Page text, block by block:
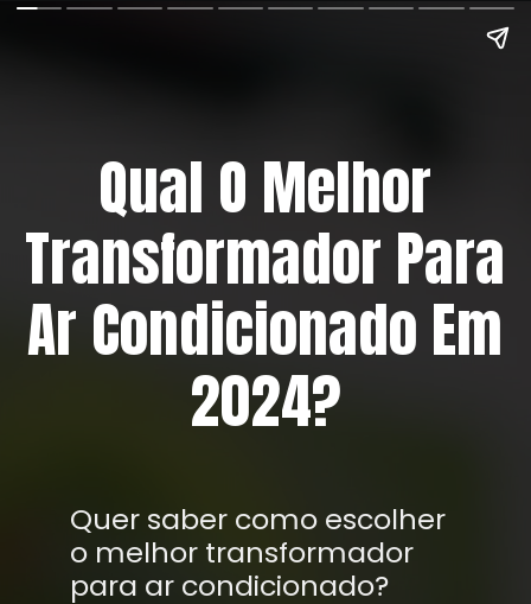
Qual O Melhor
Transformador Para
Ar Condicionado Em
2024?
Quer saber como escolher
o melhor transformador
para ar condicionado?